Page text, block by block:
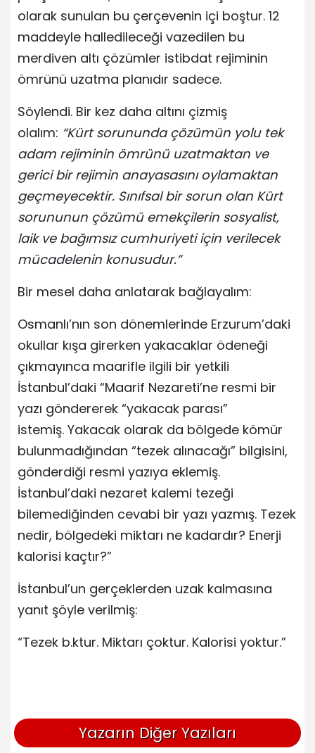
olarak sunulan bu çerçevenin içi boştur. 12
maddeyle halledileceği vazedilen bu
merdiven altı çözümler istibdat rejiminin
ömrünü uzatma planıdır sadece.
Söylendi. Bir kez daha altını çizmiş
olalım: “Kürt sorununda çözümün yolu tek
adam rejiminin ömrünü uzatmaktan ve
gerici bir rejimin anayasasını oylamaktan
geçmeyecektir. Sınıfsal bir sorun olan Kürt
sorununun çözümü emekçilerin sosyalist,
laik ve bağımsız cumhuriyeti için verilecek
mücadelenin konusudur.”
Bir mesel daha anlatarak bağlayalım:
Osmanlı’nın son dönemlerinde Erzurum’daki
okullar kışa girerken yakacaklar ödeneği
çıkmayınca maarifle ilgili bir yetkili
İstanbul’daki “Maarif Nezareti’ne resmi bir
yazı göndererek “yakacak parası”
istemiş. Yakacak olarak da bölgede kömür
bulunmadığından “tezek alınacağı” bilgisini,
gönderdiği resmi yazıya eklemiş.
İstanbul’daki nezaret kalemi tezeği
bilemediğinden cevabi bir yazı yazmış. Tezek
nedir, bölgedeki miktarı ne kadardır? Enerji
kalorisi kaçtır?”
İstanbul’un gerçeklerden uzak kalmasına
yanıt şöyle verilmiş:
“Tezek b.ktur. Miktarı çoktur. Kalorisi yoktur.”
Yazarın Diğer Yazıları